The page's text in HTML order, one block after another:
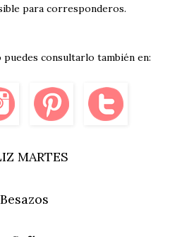
para corresponderos.
consultarlo también en:
MARTES
Besazos